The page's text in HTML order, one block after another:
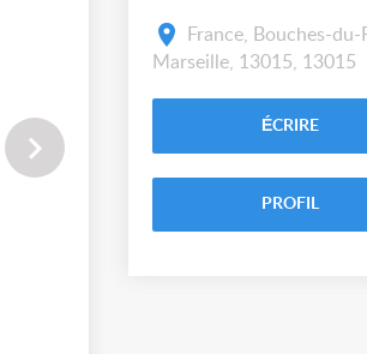
France, Bouches-du-
Marseille, 13015, 13015
ÉCRIRE
PROFIL